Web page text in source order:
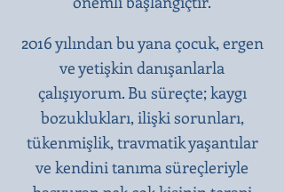
2016 yılından bu yana çocuk, ergen
ve yetişkin danışanlarla
çalışıyorum. Bu süreçte; kaygı
bozuklukları, ilişki sorunları,
tükenmişlik, travmatik yaşantılar
ve kendini tanıma süreçleriyle